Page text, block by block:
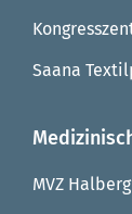
Saana
MVZ Halberg